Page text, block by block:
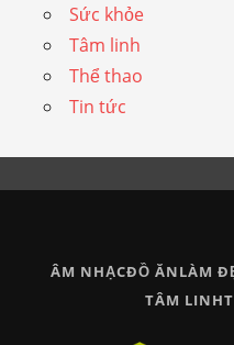
Sức khỏe
Tâm linh
Thể thao
Tin tức
ÂM NHẠCĐỒ ĂNLÀM
TÂM LINH